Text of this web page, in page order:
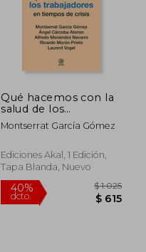
Qué hacemos con la
salud de los
trabajadores en
tiempos de crisis
Montserrat García Gómez
Ediciones Akal, 1 Edición,
Tapa Blanda, Nuevo